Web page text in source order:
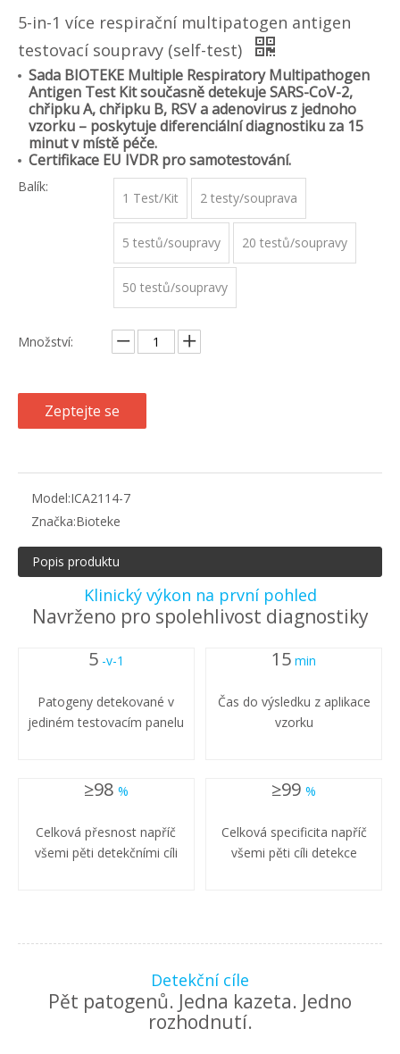
5-in-1 více respirační multipatogen antigen
testovací soupravy (self-test)
Sada BIOTEKE Multiple Respiratory Multipathogen
Antigen Test Kit současně detekuje SARS-CoV-2,
chřipku A, chřipku B, RSV a adenovirus z jednoho
vzorku – poskytuje diferenciální diagnostiku za 15
minut v místě péče.
Certifikace EU IVDR pro samotestování.
Balík:
1 Test/Kit 2 testy/souprava
5 testů/soupravy 20 testů/soupravy
50 testů/soupravy
Množství:
Zeptejte se
Model:ICA2114-7
Značka:Bioteke
Popis produktu
Klinický výkon na první pohled
Navrženo pro spolehlivost diagnostiky
5 -v-1
Patogeny detekované v
jediném testovacím panelu
15 min
Čas do výsledku z aplikace
vzorku
≥98 %
Celková přesnost napříč
všemi pěti detekčními cíli
≥99%
Celková specificita napříč
všemi pěti cíli detekce
Detekční cíle
Pět patogenů. Jedna kazeta. Jedno
rozhodnutí.